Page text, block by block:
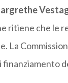
ritiene che le
La